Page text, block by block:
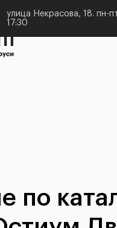
улица Некрасова, 18. пн-
17:30